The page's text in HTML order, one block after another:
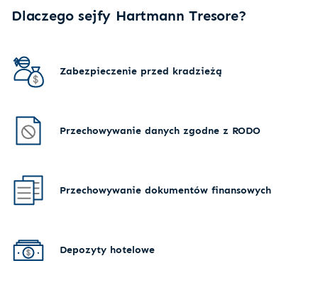
Dlaczego sejfy Hartmann Tresore?
Zabezpieczenie przed kradzieżą
Przechowywanie danych zgodne z RODO
Przechowywanie dokumentów finansowych
Depozyty hotelowe